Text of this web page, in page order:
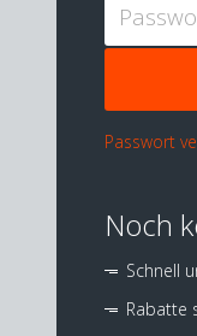
Passwort
Noch
Schnell
Rabatte